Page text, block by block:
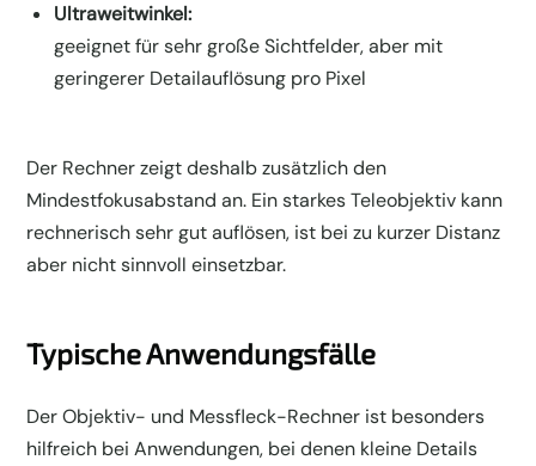
Ultraweitwinkel:
geeignet für sehr große Sichtfelder, aber mit
geringerer Detailauflösung pro Pixel
Der Rechner zeigt deshalb zusätzlich den
Mindestfokusabstand an. Ein starkes Teleobjektiv kann
rechnerisch sehr gut auflösen, ist bei zu kurzer Distanz
aber nicht sinnvoll einsetzbar.
Typische Anwendungsfälle
Der Objektiv- und Messfleck-Rechner ist besonders
hilfreich bei Anwendungen, bei denen kleine Details